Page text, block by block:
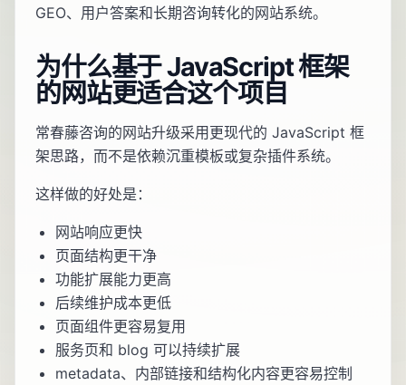
GEO、用户答案和长期咨询转化的网站系统。
为什么基于 JavaScript 框架
的网站更适合这个项目
常春藤咨询的网站升级采用更现代的 JavaScript 框
架思路，而不是依赖沉重模板或复杂插件系统。
这样做的好处是：
网站响应更快
页面结构更干净
功能扩展能力更高
后续维护成本更低
页面组件更容易复用
服务页和 blog 可以持续扩展
metadata、内部链接和结构化内容更容易控制